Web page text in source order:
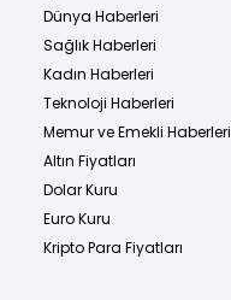
Dünya Haberleri
Sağlık Haberleri
Kadın Haberleri
Teknoloji Haberleri
Memur ve Emekli Haberleri
Altın Fiyatları
Dolar Kuru
Euro Kuru
Kripto Para Fiyatları